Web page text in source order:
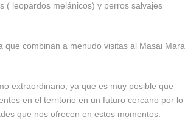
( leopardos melánicos) y perros salvajes
combinan a menudo visitas al Masai Mara
extraordinario, ya que es muy posible que
en el territorio en un futuro cercano por lo
que nos ofrecen en estos momentos.